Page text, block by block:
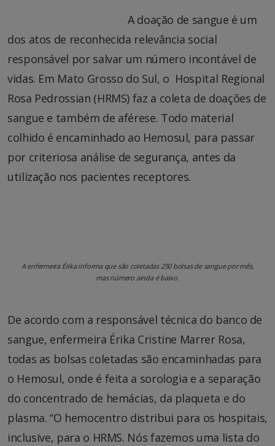
A doação de sangue é um
dos atos de reconhecida relevância social
responsável por salvar um número incontável de
vidas. Em Mato Grosso do Sul, o Hospital Regional
Rosa Pedrossian (HRMS) faz a coleta de doações de
sangue e também de aférese. Todo material
colhido é encaminhado ao Hemosul, para passar
por criteriosa análise de segurança, antes da
utilização nos pacientes receptores.
A enfermeira Érika informa que são coletadas 250 bolsas de sangue por mês,
mas número ainda é baixo.
De acordo com a responsável técnica do banco de
sangue, enfermeira Érika Cristine Marrer Rosa,
todas as bolsas coletadas são encaminhadas para
o Hemosul, onde é feita a sorologia e a separação
do concentrado de hemácias, da plaqueta e do
plasma. “O hemocentro distribui para os hospitais,
inclusive, para o HRMS. Nós fazemos uma lista do